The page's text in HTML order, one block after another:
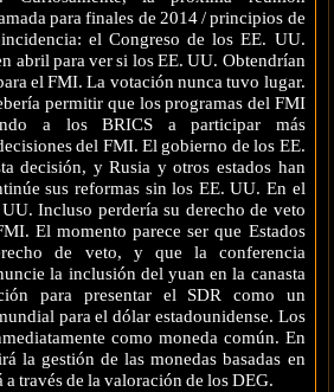
para finales de 2014 / principios de
el Congreso de los EE. UU.
abril para ver si los EE. UU. Obtendrían
el FMI. La votación nunca tuvo lugar.
permitir que los programas del FMI
a los BRICS a participar más
del FMI. El gobierno de los EE.
decisión, y Rusia y otros estados han
sus reformas sin los EE. UU. En el
Incluso perdería su derecho de veto
El momento parece ser que Estados
de veto, y que la conferencia
la inclusión del yuan en la canasta
para presentar el SDR como un
para el dólar estadounidense. Los
como moneda común. En
la gestión de las monedas basadas en
a través de la valoración de los DEG.